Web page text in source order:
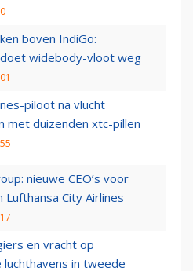
boven IndiGo:
widebody-vloot weg
piloot na vlucht
met duizenden xtc-pillen
nieuwe CEO’s voor
Lufthansa City Airlines
en vracht op
luchthavens in tweede